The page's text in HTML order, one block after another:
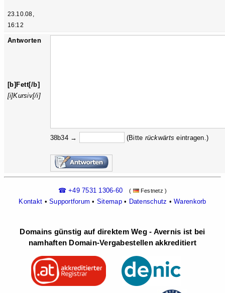
23.10.08,
16:12
Antworten
[b]Fett[/b]
[i]Kursiv[/i]
38b34 → (Bitte rückwärts eintragen.)
☎ +49 7531 1306-60 ( Festnetz )
Kontakt •Supportforum • Sitemap• Datenschutz •Warenkorb
Domains günstig auf direktem Weg - Avernis ist bei
namhaften Domain-Vergabestellen akkreditiert